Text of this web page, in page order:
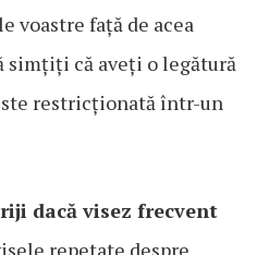
voastre față de acea
simțiți că aveți o legătură
restricționată într-un
dacă visez frecvent